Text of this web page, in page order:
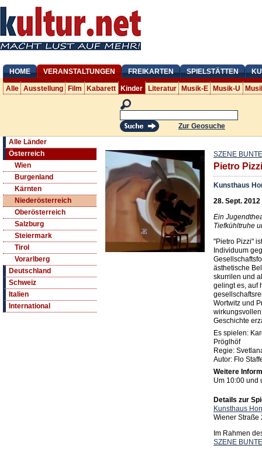
HOME VERANSTALTUNGEN FREIKARTEN SPIELSTÄTTEN
Alle Ausstellung Film Kabarett Kinder Literatur Musik-E Musik-U
Zur Geosuche
Alle Länder
Österreich
Wien
Burgenland
Kärnten
Niederösterreich
Oberösterreich
Salzburg
Steiermark
Tirol
Vorarlberg
Deutschland
Schweiz
Italien
International
SZENE
Pietro Pizzi
Kunsthaus
28. Sept. 2012
Ein
Tiefkühltruhe
"Pietro Pizzi"
Individuum
ästhetische
skurrilen und
gelingt es, auf
Wortwitz und
Geschichte
Es spielen:
Pröglhöf
Regie:
Autor: Flo
Weitere
Um 10:00 und
Details zur
Kunsthaus
Wiener Straße
Im Rahmen
SZENE